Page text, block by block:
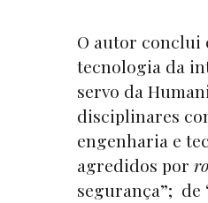
O autor conclui
tecnologia da
servo da
disciplinares
engenharia e
agredidos por
segurança”;